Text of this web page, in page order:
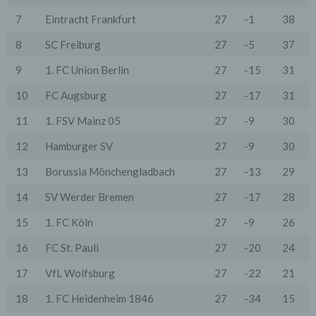
7
Eintracht Frankfurt 27 -1
38
8
SC Freiburg 27 -5
37
9
1. FC Union Berlin 27 -15
31
10
FC Augsburg 27 -17
31
11
1. FSV Mainz 05 27 -9
30
12
Hamburger SV 27 -9
30
13
Borussia Mönchengladbach 27 -13
29
14
SV Werder Bremen 27 -17
28
15
1. FC Köln 27 -9
26
16
FC St. Pauli 27 -20
24
17
VfL Wolfsburg 27 -22
21
18
1. FC Heidenheim 1846 27 -34 15
an einen Zahlungsdienstleister) oder für andere
Zwecke, wenn diese notwendig sind, um unsere
zu erfüllen (z.B. Adressmitteilung an Lieferanten).
Bei der Kontaktaufnahme mit uns (per Kontaktformular
Bearbeitung der Anfrage sowie für den Fall, dass
Personenbezogene Daten werden gelöscht, sofern sie
Löschung keine Aufbewahrungspflichten
4. Erhebung von Zugriffsdaten
Wir erheben Daten über jeden Zugriff auf den Server,
auf dem sich dieser Dienst befindet (so genannte
Serverlogfiles). Zu den Zugriffsdaten gehören Name
der abgerufenen Webseite, Datei, Datum und Uhrzeit
erfolgreichen Abruf, Browsertyp nebst Version, das
besuchte Seite), IP-Adresse und der anfragende